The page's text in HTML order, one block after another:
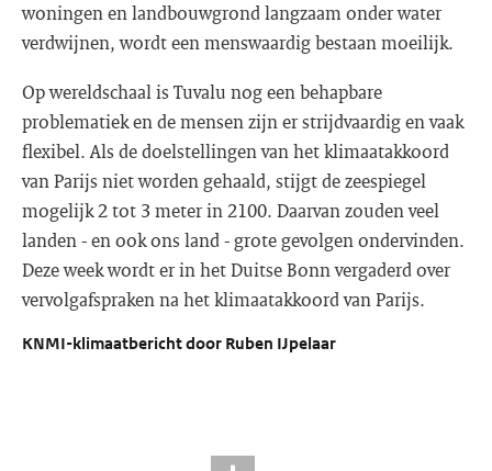
woningen en landbouwgrond langzaam onder water
verdwijnen, wordt een menswaardig bestaan moeilijk.
Op wereldschaal is Tuvalu nog een behapbare
problematiek en de mensen zijn er strijdvaardig en vaak
flexibel. Als de doelstellingen van het klimaatakkoord
van Parijs niet worden gehaald, stijgt de zeespiegel
mogelijk 2 tot 3 meter in 2100. Daarvan zouden veel
landen - en ook ons land - grote gevolgen ondervinden.
Deze week wordt er in het Duitse Bonn vergaderd over
vervolgafspraken na het klimaatakkoord van Parijs.
KNMI-klimaatbericht door Ruben IJpelaar